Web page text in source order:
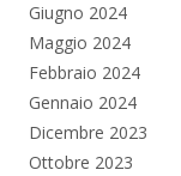
Giugno 2024
Maggio 2024
Febbraio 2024
Gennaio 2024
Dicembre 2023
Ottobre 2023